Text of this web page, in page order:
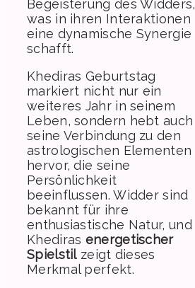
Begeisterung des Widders,
was in ihren Interaktionen
eine dynamische Synergie
schafft.
Khediras Geburtstag
markiert nicht nur ein
weiteres Jahr in seinem
Leben, sondern hebt auch
seine Verbindung zu den
astrologischen Elementen
hervor, die seine
Persönlichkeit
beeinflussen. Widder sind
bekannt für ihre
enthusiastische Natur, und
Khediras energetischer
Spielstilzeigt dieses
Merkmal perfekt.